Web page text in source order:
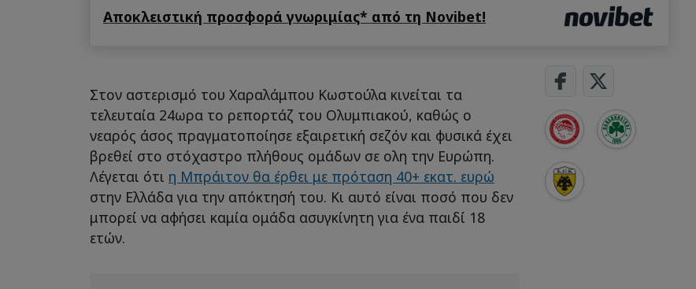
Αποκλειστική προσφορά γνωριμίας* από τη Novibet!
Στον αστερισμό του Χαραλάμπου Κωστούλα κινείται τα
τελευταία 24ωρα το ρεπορτάζ του Ολυμπιακού, καθώς ο
νεαρός άσος πραγματοποίησε εξαιρετική σεζόν και φυσικά έχει
βρεθεί στο στόχαστρο πλήθους ομάδων σε ολη την Ευρώπη.
Λέγεται ότι η Μπράιτον θα έρθει με πρόταση 40+ εκατ. ευρώ
στην Ελλάδα για την απόκτησή του. Κι αυτό είναι ποσό που δεν
μπορεί να αφήσει καμία ομάδα ασυγκίνητη για ένα παιδί 18
ετών.